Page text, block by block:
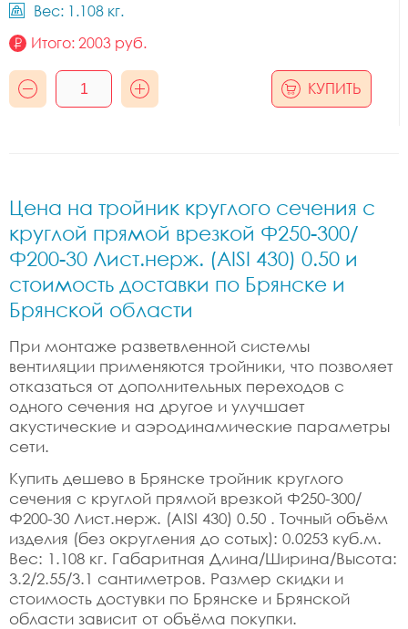
Вес: 1.108 кг.
Итого: 2003 руб.
КУПИТЬ
Цена на тройник круглого сечения с
круглой прямой врезкой Ф250-300/
Ф200-30 Лист.нерж. (AISI 430) 0.50 и
стоимость доставки по Брянске и
Брянской области
При монтаже разветвленной системы
вентиляции применяются тройники, что позволяет
отказаться от дополнительных переходов с
одного сечения на другое и улучшает
акустические и аэродинамические параметры
сети.
Купить дешево в Брянске тройник круглого
сечения с круглой прямой врезкой Ф250-300/
Ф200-30 Лист.нерж. (AISI 430) 0.50 . Точный объём
изделия (без округления до сотых): 0.0253 куб.м.
Вес: 1.108 кг. Габаритная Длина/Ширина/Высота:
3.2/2.55/3.1 сантиметров. Размер скидки и
стоимость достувки по Брянске и Брянской
области зависит от объёма покупки.